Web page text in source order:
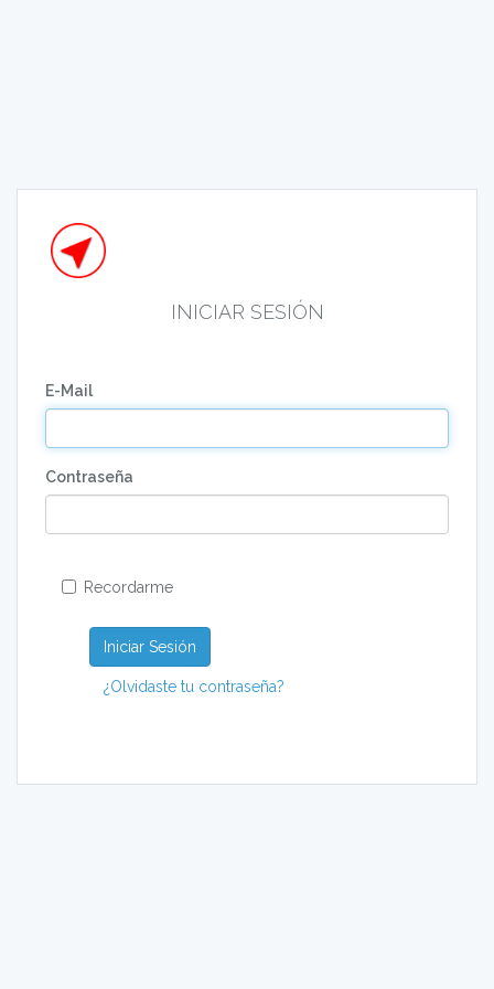
INICIAR SESIÓN
E-Mail
Contraseña
Recordarme
Iniciar Sesión
¿Olvidaste tu contraseña?